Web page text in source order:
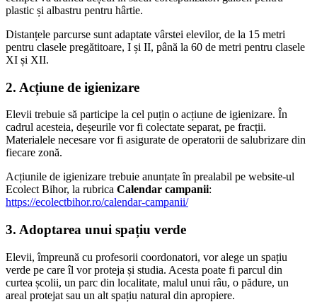
plastic și albastru pentru hârtie.
Distanțele parcurse sunt adaptate vârstei elevilor, de la 15 metri
pentru clasele pregătitoare, I și II, până la 60 de metri pentru clasele
XI și XII.
2. Acțiune de igienizare
Elevii trebuie să participe la cel puțin o acțiune de igienizare. În
cadrul acesteia, deșeurile vor fi colectate separat, pe fracții.
Materialele necesare vor fi asigurate de operatorii de salubrizare din
fiecare zonă.
Acțiunile de igienizare trebuie anunțate în prealabil pe website-ul
Ecolect Bihor, la rubrica Calendar campanii:
https://ecolectbihor.ro/calendar-campanii/
3. Adoptarea unui spațiu verde
Elevii, împreună cu profesorii coordonatori, vor alege un spațiu
verde pe care îl vor proteja și studia. Acesta poate fi parcul din
curtea școlii, un parc din localitate, malul unui râu, o pădure, un
areal protejat sau un alt spațiu natural din apropiere.